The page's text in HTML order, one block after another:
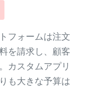
フォームは注文
を請求し、顧客
カスタムアプリ
も大きな予算は